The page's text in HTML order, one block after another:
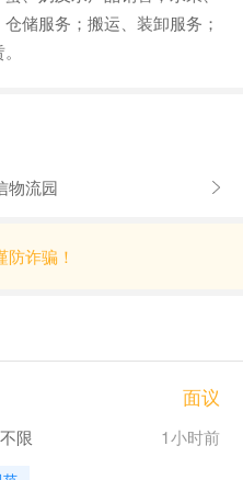
储服务；搬运、装卸服务；
物流园
诈骗！
面议
限 1小时前